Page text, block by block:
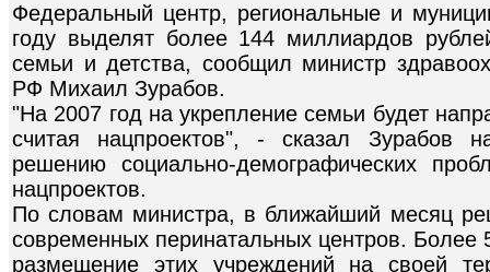
Федеральный центр, региональные и
году выделят более 144 миллиардов
семьи и детства, сообщил министр
РФ Михаил Зурабов.
"На 2007 год на укрепление семьи будет
считая нацпроектов", - сказал Зурабов
решению социально-демографических
нацпроектов.
По словам министра, в ближайший месяц
современных перинатальных центров. Более
размещение этих учреждений на своей